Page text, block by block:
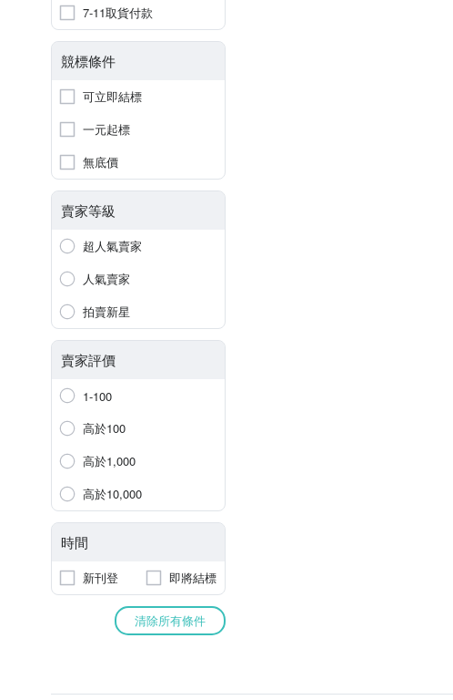
7-11取貨付款
競標條件
可立即結標
一元起標
無底價
賣家等級
超人氣賣家
人氣賣家
拍賣新星
賣家評價
1-100
高於100
高於1,000
高於10,000
時間
新刊登 即將結標
清除所有條件